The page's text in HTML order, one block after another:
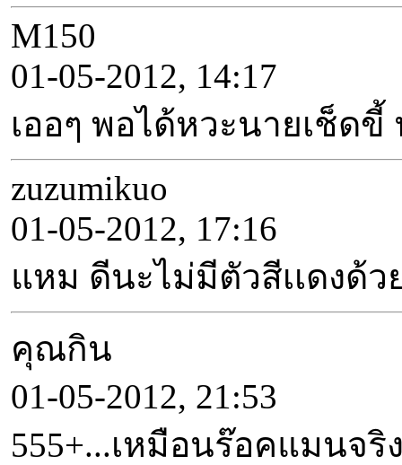
M150
01-05-2012, 14:17
เออๆ พอได้หวะนายเช็ด
zuzumikuo
01-05-2012, 17:16
แหม ดีนะไม่มีตัวสีเเดงด้
คุณกิน
01-05-2012, 21:53
555+...เหมือนร๊อคแมนจริ